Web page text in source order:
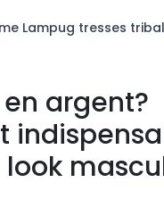
Lampug tresses
argent?